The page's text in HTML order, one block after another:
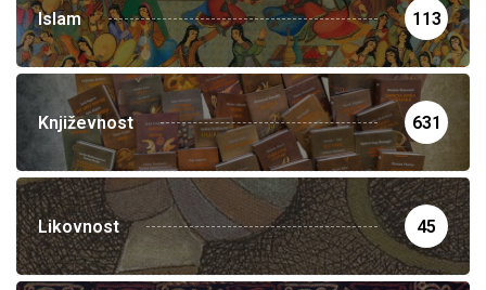
Islam 113
Književnost 631
Likovnost 45